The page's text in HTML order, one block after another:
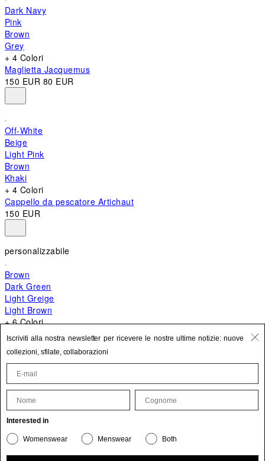
Dark Navy
Pink
Brown
Grey
+ 4 Colori
Maglietta Jacquemus
150 EUR 80 EUR
Off-White
Beige
Light Pink
Brown
Khaki
+ 4 Colori
Cappello da pescatore Artichaut
150 EUR
personalizzabile
Brown
Dark Green
Light Greige
Light Brown
+ 6 Colori
+ 10 Colori
620 EUR
Aggiorna le tue informazioni personali
Il prodotto è stato aggiunto ai tuoi preferiti.
Iscriviti alla nostra newsletter per ricevere le nostre ultime notizie: nuove
collezioni, sfilate, collaborazioni
Nome Cognome
Interested in
Womenswear Menswear Both